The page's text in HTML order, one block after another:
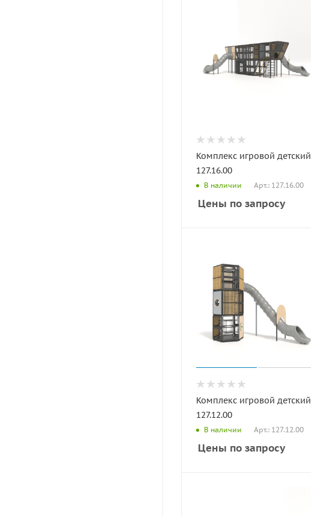
Комплекс игровой детский
127.16.00
В наличии Арт.: 127.16.00
Цены по запросу
Комплекс игровой детский
127.12.00
В наличии Арт.: 127.12.00
Цены по запросу